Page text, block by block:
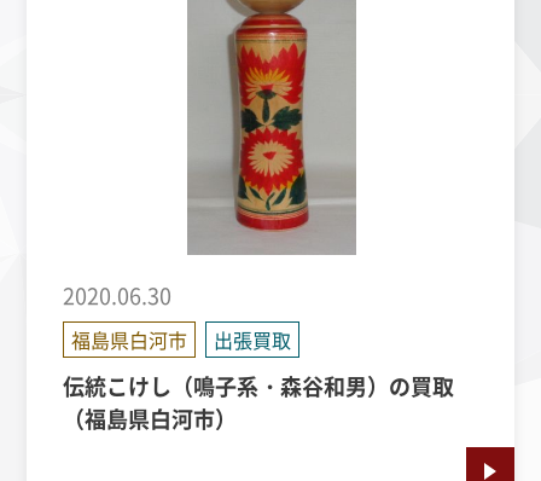
2020.06.30
福島県白河市 出張買取
伝統こけし（鳴子系・森谷和男）の買取
（福島県白河市）